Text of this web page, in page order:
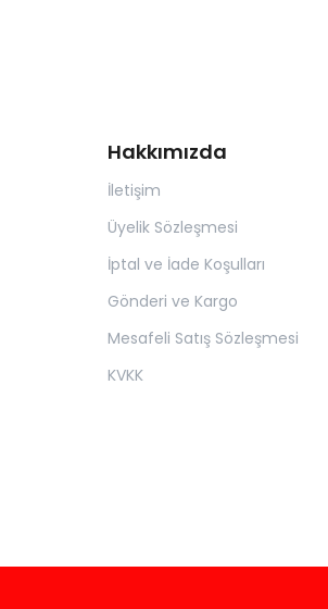
Hakkımızda
İletişim
Üyelik Sözleşmesi
İptal ve İade Koşulları
Gönderi ve Kargo
Mesafeli Satış Sözleşmesi
KVKK